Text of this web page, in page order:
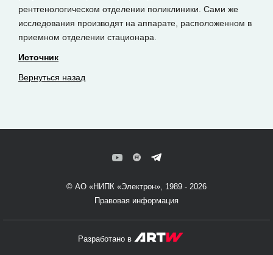
рентгенологическом отделении поликлиники. Сами же
исследования производят на аппарате, расположенном в
приемном отделении стационара.
Источник
Вернуться назад
© АО «НИПК «Электрон», 1989 - 2026
Правовая информация
Разработано в